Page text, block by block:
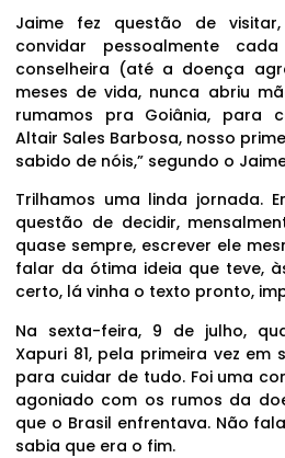
Jaime fez questão de
convidar pessoalmente
conselheira (até a doença
meses de vida, nunca abriu
rumamos pra Goiânia, para
Altair Sales Barbosa, nosso
sabido de nóis,” segundo o
Trilhamos uma linda jornada.
questão de decidir,
quase sempre, escrever ele
falar da ótima ideia que teve,
certo, lá vinha o texto pronto,
Na sexta-feira, 9 de julho,
Xapuri 81, pela primeira vez em
para cuidar de tudo. Foi uma
agoniado com os rumos da
que o Brasil enfrentava. Não
sabia que era o fim.